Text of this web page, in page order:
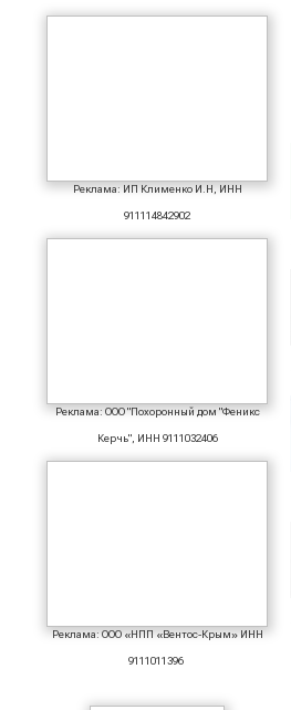
Реклама: ИП Клименко И.Н, ИНН
911114842902
Реклама: ООО "Похоронный дом "Феникс
Керчь", ИНН 9111032406
Реклама: ООО «НПП «Вентос-Крым» ИНН
9111011396